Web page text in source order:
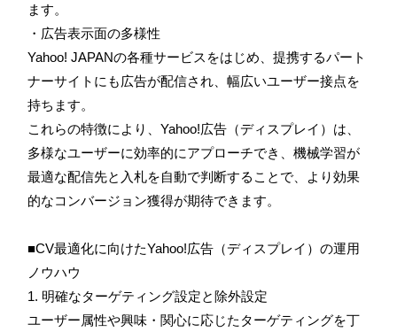
ます。
・広告表示面の多様性
Yahoo! JAPANの各種サービスをはじめ、提携するパート
ナーサイトにも広告が配信され、幅広いユーザー接点を
持ちます。
これらの特徴により、Yahoo!広告（ディスプレイ）は、
多様なユーザーに効率的にアプローチでき、機械学習が
最適な配信先と入札を自動で判断することで、より効果
的なコンバージョン獲得が期待できます。
■CV最適化に向けたYahoo!広告（ディスプレイ）の運用
ノウハウ
1. 明確なターゲティング設定と除外設定
ユーザー属性や興味・関心に応じたターゲティングを丁